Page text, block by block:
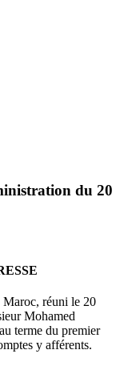
du 20
réuni le 20
Mohamed
terme du premier
y afférents.